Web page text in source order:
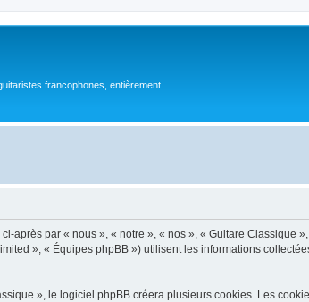
francophones, entièrement
par « nous », « notre », « nos », « Guitare Classique
», « Équipes phpBB ») utilisent les informations
», le logiciel phpBB créera plusieurs cookies. Les